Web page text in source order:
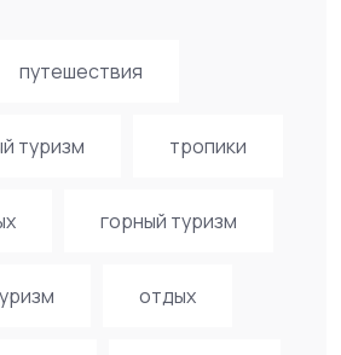
путешествия
туризм тропики
горный туризм
отдых